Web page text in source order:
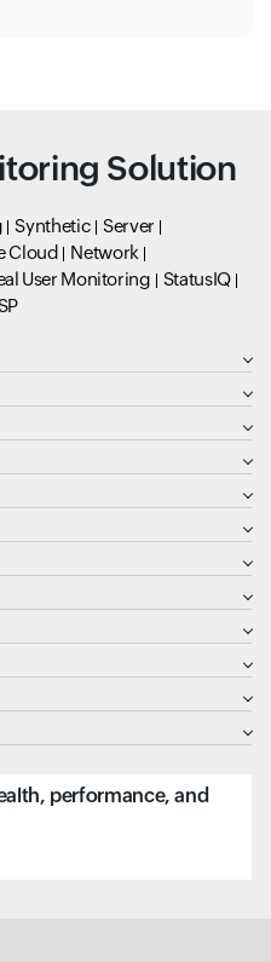
Solution
Synthetic
Server
Cloud
Network
User Monitoring
StatusIQ
performance, and